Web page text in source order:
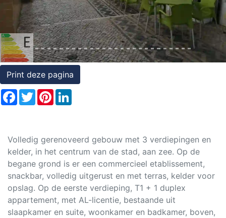
goed
Print deze pagina
Facebook
TwitterPinterest
Volledig gerenoveerd gebouw met 3 verdiepingen en
kelder, in het centrum van de stad, aan zee. Op de
begane grond is er een commercieel etablissement,
snackbar, volledig uitgerust en met terras, kelder voor
opslag. Op de eerste verdieping, T1 + 1 duplex
appartement, met AL-licentie, bestaande uit
slaapkamer en suite, woonkamer en badkamer, boven,